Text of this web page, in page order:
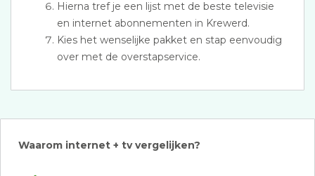
Hierna tref je een lijst met de beste televisie
en internet abonnementen in Krewerd.
Kies het wenselijke pakket en stap eenvoudig
over met de overstapservice.
Waarom internet + tv vergelijken?